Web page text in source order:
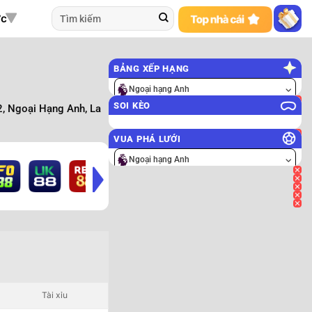
Ngoại Hạng Anh, La
Tài xỉu
Tài/Xỉu
BẢNG XẾP HẠNG
Ngoại hạng Anh
SOI KÈO
VUA PHÁ LƯỚI
Ngoại hạng Anh